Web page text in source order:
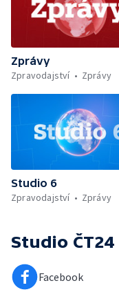
Zprávy
Zpravodajství
Zprávy
Studio 6
Zpravodajství
Zprávy
Studio ČT24
Facebook